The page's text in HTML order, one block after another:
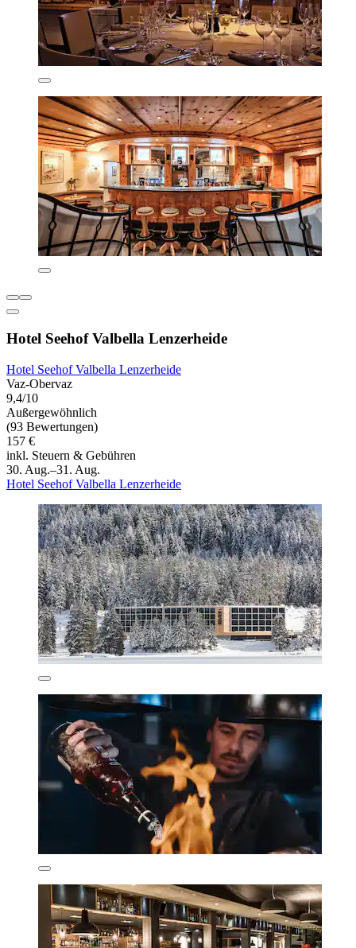
Hotel Seehof Valbella Lenzerheide
Hotel Seehof Valbella Lenzerheide
Vaz-Obervaz
9,4/10
Außergewöhnlich
(93 Bewertungen)
157 €
inkl. Steuern & Gebühren
30. Aug.–31. Aug.
Hotel Seehof Valbella Lenzerheide